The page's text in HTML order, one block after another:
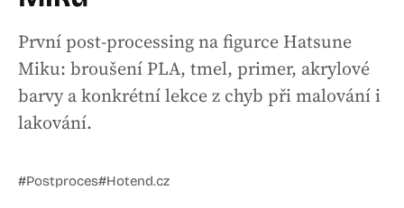
První post-processing na figurce Hatsune
Miku: broušení PLA, tmel, primer, akrylové
barvy a konkrétní lekce z chyb při malování i
lakování.
#Postproces#Hotend.cz